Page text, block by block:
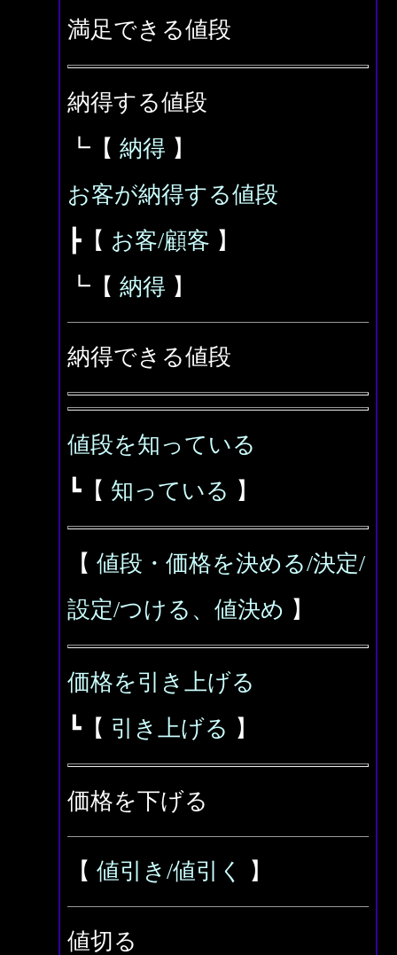
満足できる値段
納得する値段
┗【 納得 】
お客が納得する値段
┣【 お客/顧客 】
┗【 納得 】
納得できる値段
値段を知っている
┗【 知っている 】
【 値段・価格を決める/決定/
設定/つける、値決め 】
価格を引き上げる
┗【 引き上げる 】
価格を下げる
【 値引き/値引く 】
値切る